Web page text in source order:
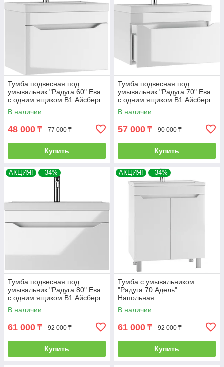
Тумба подвесная под
умывальник "Радуга 60" Ева
с одним ящиком В1 Айсберг
В наличии
48 000 ₸ 77 000 ₸
Купить
Тумба подвесная под
умывальник "Радуга 70" Ева
с одним ящиком В1 Айсберг
В наличии
57 000 ₸ 90 000 ₸
Купить
АКЦИЯ! –34%
Тумба подвесная под
умывальник "Радуга 80" Ева
с одним ящиком В1 Айсберг
В наличии
61 000 ₸ 92 000 ₸
Купить
АКЦИЯ! –34%
Тумба с умывальником
"Радуга 70 Адель".
Напольная
В наличии
61 000 ₸ 92 000 ₸
Купить